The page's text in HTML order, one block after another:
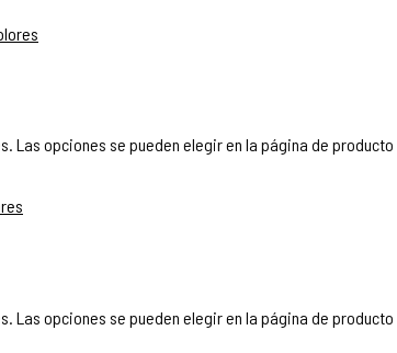
Las opciones se pueden elegir en la página de producto
Las opciones se pueden elegir en la página de producto